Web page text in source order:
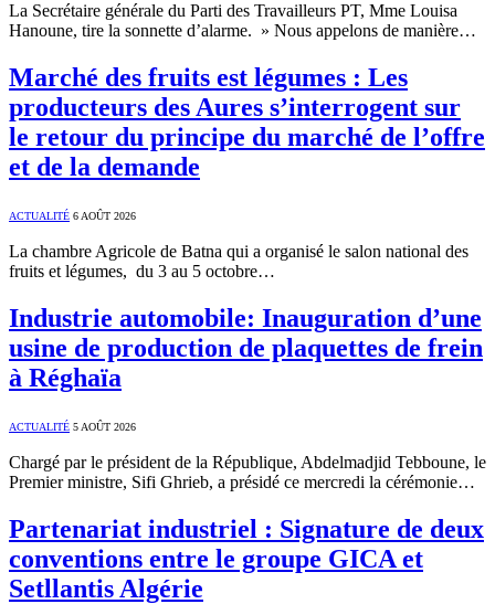
La Secrétaire générale du Parti des Travailleurs PT, Mme Louisa
Hanoune, tire la sonnette d’alarme. » Nous appelons de manière…
Marché des fruits est légumes : Les
producteurs des Aures s’interrogent sur
le retour du principe du marché de l’offre
et de la demande
ACTUALITÉ 6 AOÛT 2026
La chambre Agricole de Batna qui a organisé le salon national des
fruits et légumes, du 3 au 5 octobre…
Industrie automobile: Inauguration d’une
usine de production de plaquettes de frein
à Réghaïa
ACTUALITÉ 5 AOÛT 2026
Chargé par le président de la République, Abdelmadjid Tebboune, le
Premier ministre, Sifi Ghrieb, a présidé ce mercredi la cérémonie…
Partenariat industriel : Signature de deux
conventions entre le groupe GICA et
Setllantis Algérie